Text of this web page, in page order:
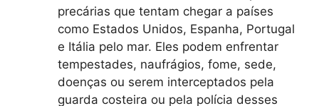
precárias que tentam chegar a países
como Estados Unidos, Espanha, Portugal
e Itália pelo mar. Eles podem enfrentar
tempestades, naufrágios, fome, sede,
doenças ou serem interceptados pela
guarda costeira ou pela polícia desses